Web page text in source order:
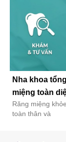
Nha khoa
miệng toàn
Răng miệng
toàn thân và